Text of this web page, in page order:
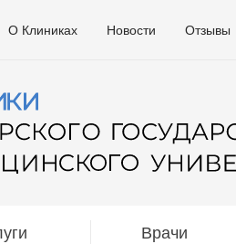
О Клиниках Новости Отзывы
Врачи